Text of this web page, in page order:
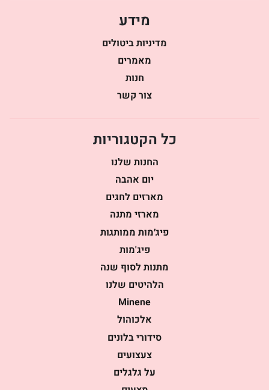
מידע
מדיניות ביטולים
מאמרים
חנות
צור קשר
כל הקטגוריות
החנות שלנו
יום אהבה
מארזים לחגים
מארזי מתנה
פיג׳מות ממותגות
פיג'מות
מתנות לסוף שנה
הלהיטים שלנו
Minene
אלכוהול
סידורי בלונים
צעצועים
על גלגלים